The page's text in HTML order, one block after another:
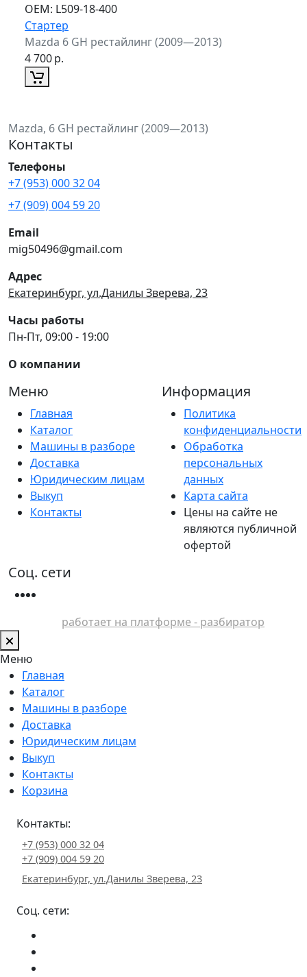
ОЕМ: L509-18-400
Стартер
Mazda 6 GH рестайлинг (2009—2013)
4 700р.
Mazda, 6 GH рестайлинг (2009—2013)
Контакты
Телефоны
+7 (953) 000 32 04
+7 (909) 004 59 20
Email
mig50496@gmail.com
Адрес
Екатеринбург, ул.Данилы Зверева, 23
Часы работы
Пн-Пт, 09:00 - 19:00
О компании
Меню
Главная
Каталог
Машины в разборе
Доставка
Юридическим лицам
Выкуп
Контакты
Информация
Политика
конфиденциальности
Обработка
персональных
данных
Карта сайта
Цены на сайте не
являются публичной
офертой
Соц. сети
работает на платформе - разбиратор
Меню
Главная
Каталог
Машины в разборе
Доставка
Юридическим лицам
Выкуп
Контакты
Корзина
Контакты:
+7 (953) 000 32 04
+7 (909) 004 59 20
Екатеринбург, ул.Данилы Зверева, 23
Соц. сети: